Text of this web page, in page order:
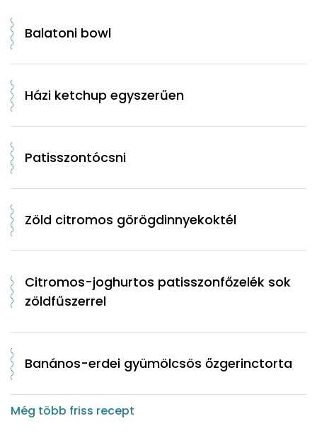
Balatoni bowl
Házi ketchup egyszerűen
Patisszontócsni
Zöld citromos görögdinnyekoktél
Citromos-joghurtos patisszonfőzelék sok
zöldfűszerrel
Banános-erdei gyümölcsös őzgerinctorta
Még több friss recept